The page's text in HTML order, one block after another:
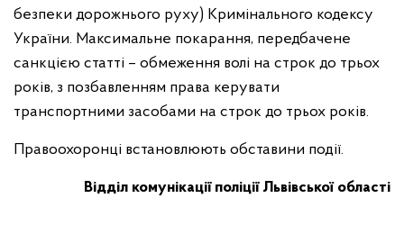
безпеки дорожнього руху) Кримінального кодексу
України. Максимальне покарання, передбачене
санкцією статті – обмеження волі на строк до трьох
років, з позбавленням права керувати
транспортними засобами на строк до трьох років.
Правоохоронці встановлюють обставини події.
Відділ комунікації поліції Львівської області